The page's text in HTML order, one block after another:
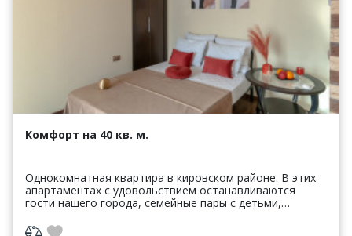
Комфорт на 40 кв. м.
Однокомнатная квартира в кировском районе. В этих
апартаментах с удовольствием останавливаются
гости нашего города, семейные пары с детьми,
командировку,...